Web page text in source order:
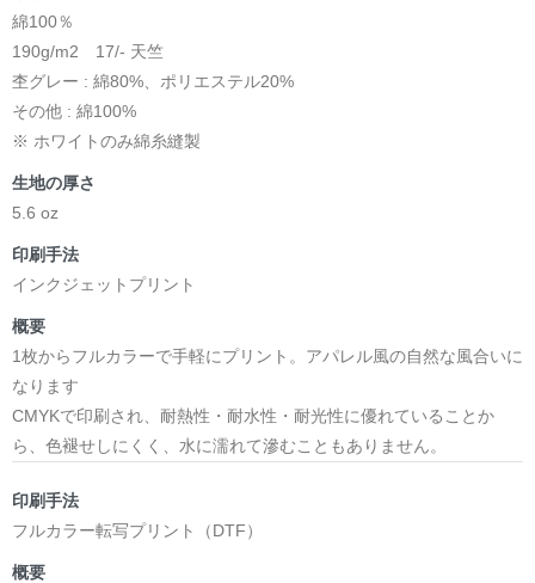
綿100％
190g/m2 17/- 天竺
杢グレー : 綿80%、ポリエステル20%
その他 : 綿100%
※ ホワイトのみ綿糸縫製
生地の厚さ
5.6 oz
印刷手法
インクジェットプリント
概要
1枚からフルカラーで手軽にプリント。アパレル風の自然な風合いに
なります
CMYKで印刷され、耐熱性・耐水性・耐光性に優れていることか
ら、色褪せしにくく、水に濡れて滲むこともありません。
印刷手法
フルカラー転写プリント（DTF）
概要